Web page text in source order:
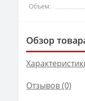
Объем:
Обзор
Отзывов (0)